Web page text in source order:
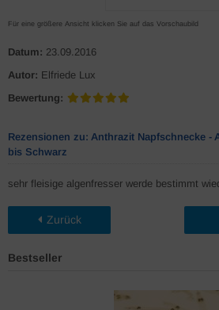
Für eine größere Ansicht klicken Sie auf das Vorschaubild
Datum: 23.09.2016
Autor: Elfriede Lux
Bewertung:
Rezensionen zu: Anthrazit Napfschnecke -
bis Schwarz
sehr fleisige algenfresser werde bestimmt
Zurück
Bestseller